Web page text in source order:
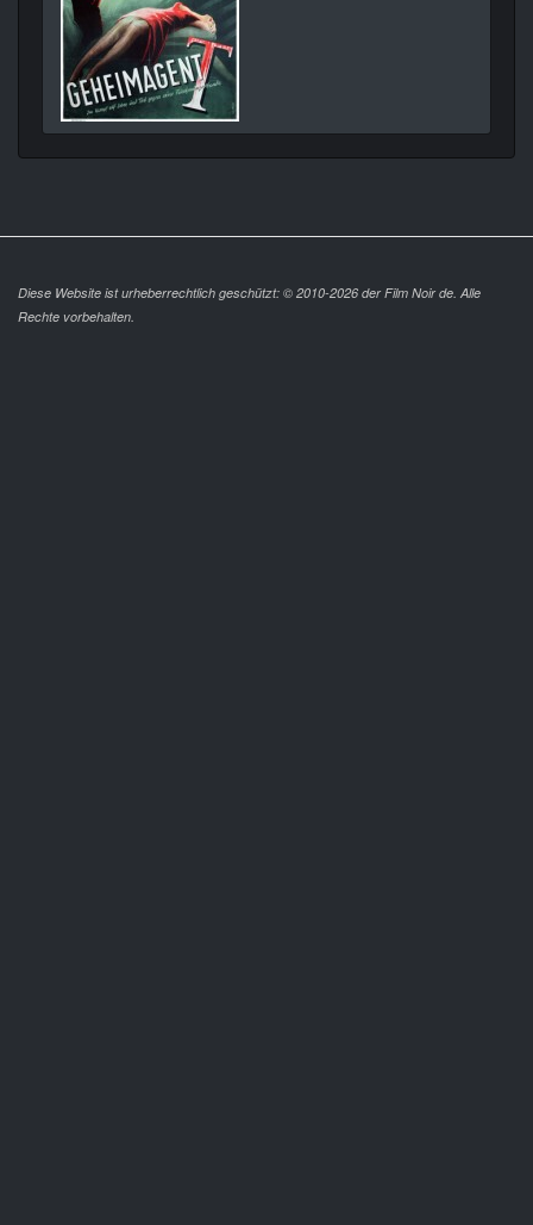
Diese Website ist urheberrechtlich geschützt: © 2010-2026 der Film Noir de. Alle
Rechte vorbehalten.